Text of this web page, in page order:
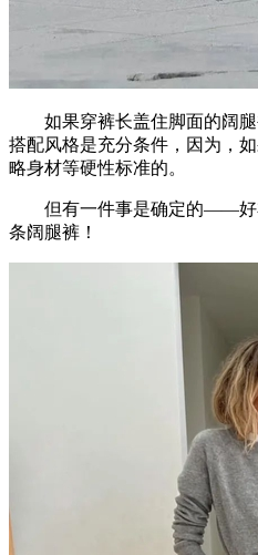
如果穿裤长盖住脚面的阔腿
搭配风格是充分条件，因为，
略身材等硬性标准的。
但有一件事是确定的——好
条阔腿裤！